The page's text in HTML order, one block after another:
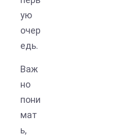
ую
очер
едь.
Важ
но
пони
мат
ь,